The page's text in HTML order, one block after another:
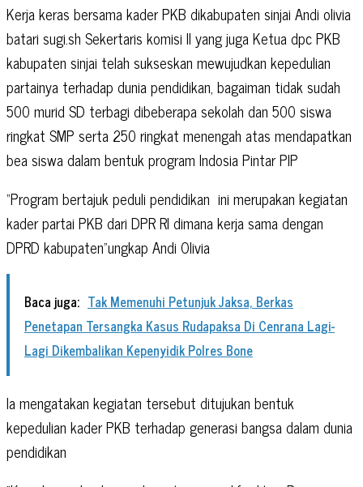
Kerja keras bersama kader PKB dikabupaten sinjai Andi olivia
batari sugi.sh Sekertaris komisi ll yang juga Ketua dpc PKB
kabupaten sinjai telah sukseskan mewujudkan kepedulian
partainya terhadap dunia pendidikan, bagaiman tidak sudah
500 murid SD terbagi dibeberapa sekolah dan 500 siswa
ringkat SMP serta 250 ringkat menengah atas mendapatkan
bea siswa dalam bentuk program Indosia Pintar PIP
“Program bertajuk peduli pendidikan ini merupakan kegiatan
kader partai PKB dari DPR RI dimana kerja sama dengan
DPRD kabupaten”ungkap Andi Olivia
Baca juga: Tak Memenuhi Petunjuk Jaksa, Berkas
Penetapan Tersangka Kasus Rudapaksa Di Cenrana Lagi-
Lagi Dikembalikan Kepenyidik Polres Bone
Ia mengatakan kegiatan tersebut ditujukan bentuk
kepedulian kader PKB terhadap generasi bangsa dalam dunia
pendidikan